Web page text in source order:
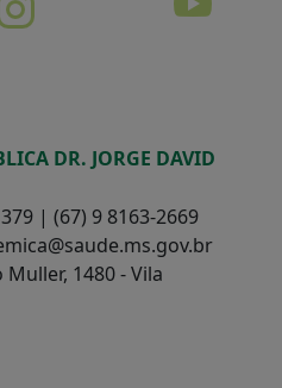
DR. JORGE DAVID
| (67) 9 8163-2669
1480 - Vila